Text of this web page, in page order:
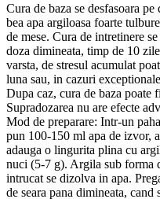
Cura de baza se desfasoara
bea apa argiloasa foarte
de mese. Cura de intretinere
doza dimineata, timp de 10
varsta, de stresul acumulat
luna sau, in cazuri
Dupa caz, cura de baza poate
Supradozarea nu are efecte
Mod de preparare: Intr-un
pun 100-150 ml apa de izvor,
adauga o lingurita plina cu
nuci (5-7 g). Argila sub forma
intrucat se dizolva in apa.
de seara pana dimineata, cand